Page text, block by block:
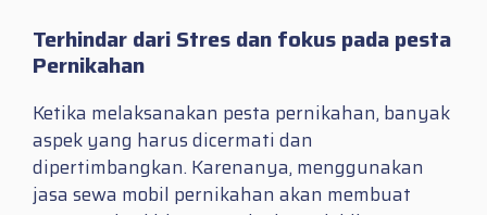
Terhindar dari Stres dan fokus pada pesta
Pernikahan
Ketika melaksanakan pesta pernikahan, banyak
aspek yang harus dicermati dan
dipertimbangkan. Karenanya, menggunakan
jasa sewa mobil pernikahan akan membuat